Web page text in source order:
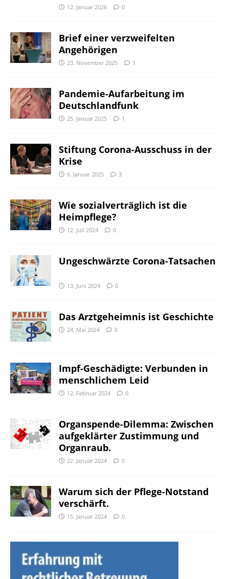
12. Januar 2026 0
Brief einer verzweifelten
Angehörigen
23. November 2025 1
Pandemie-Aufarbeitung im
Deutschlandfunk
25. Januar 2025 1
Stiftung Corona-Ausschuss in der
Krise
6. Januar 2025 3
Wie sozialverträglich ist die
Heimpflege?
12. Juli 2024 0
Ungeschwärzte Corona-Tatsachen
13. Juni 2024 0
Das Arztgeheimnis ist Geschichte
24. Mai 2024 0
Impf-Geschädigte: Verbunden in
menschlichem Leid
12. Februar 2024 0
Organspende-Dilemma: Zwischen
aufgeklärter Zustimmung und
Organraub.
22. Januar 2024 0
Warum sich der Pflege-Notstand
verschärft.
15. Januar 2024 0